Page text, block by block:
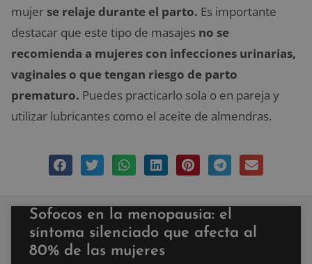
mujer se relaje durante el parto. Es importante
destacar que este tipo de masajes no se
recomienda a mujeres con infecciones urinarias,
vaginales o que tengan riesgo de parto
prematuro. Puedes practicarlo sola o en pareja y
utilizar lubricantes como el aceite de almendras.
Sofocos en la menopausia: el
síntoma silenciado que afecta al
80% de las mujeres